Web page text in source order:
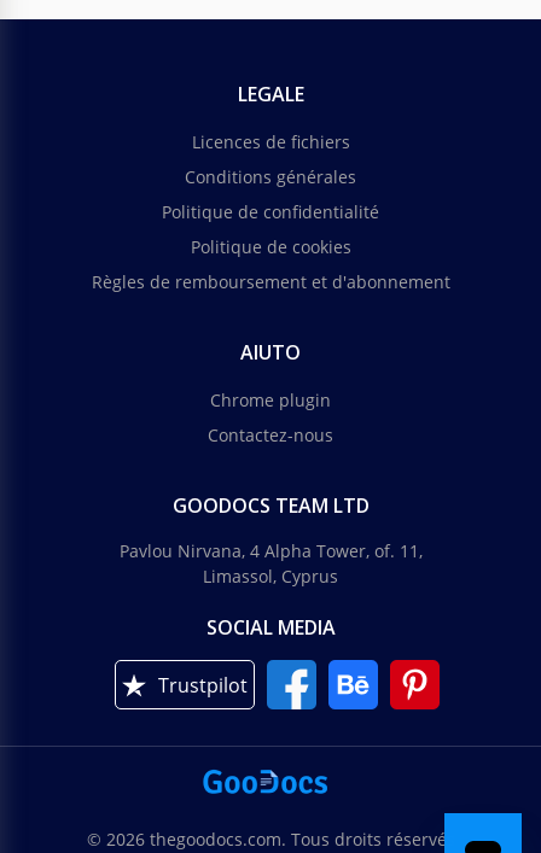
LEGALE
Licences de fichiers
Conditions générales
Politique de confidentialité
Politique de cookies
Règles de remboursement et d'abonnement
AIUTO
Chrome plugin
Contactez-nous
GOODOCS TEAM LTD
Pavlou Nirvana, 4 Alpha Tower, of. 11,
Limassol, Cyprus
SOCIAL MEDIA
Trustpilot
© 2026 thegoodocs.com. Tous droits réservés